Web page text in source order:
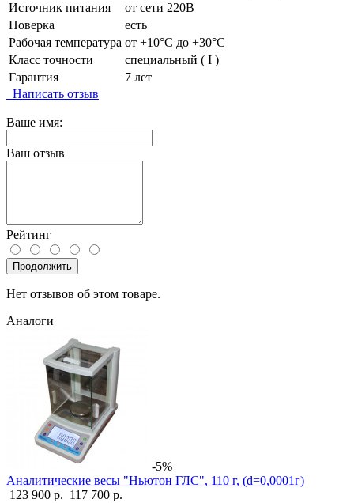
Источник питания
от сети 220В
Поверка
есть
Рабочая температура от +10°C до +30°C
Класс точности
специальный ( I )
Гарантия
7 лет
Написать отзыв
Ваше имя:
Ваш отзыв
Рейтинг
Продолжить
Нет отзывов об этом товаре.
Аналоги
-5%
Аналитические весы "Ньютон ГЛС", 110 г, (d=0,0001г)
123 900 р. 117 700 р.